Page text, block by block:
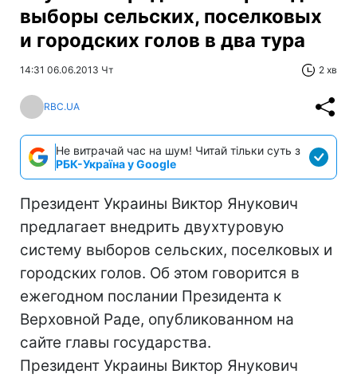
выборы сельских, поселковых
и городских голов в два тура
14:31 06.06.2013 Чт 2 хв
RBC.UA
Не витрачай час на шум! Читай тільки суть з
РБК-Україна у Google
Президент Украины Виктор Янукович
предлагает внедрить двухтуровую
систему выборов сельских, поселковых и
городских голов. Об этом говорится в
ежегодном послании Президента к
Верховной Раде, опубликованном на
сайте главы государства.
Президент Украины Виктор Янукович